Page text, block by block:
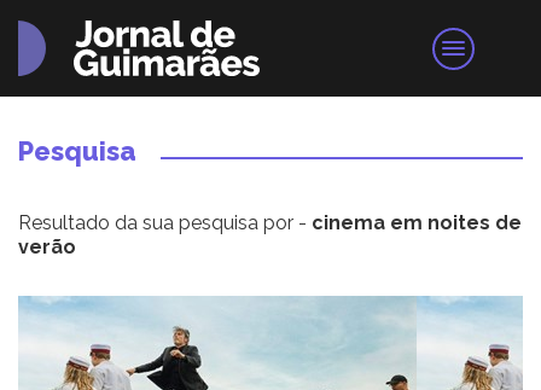
Pesquisa
Resultado da sua pesquisa por - cinema em noites de
verão